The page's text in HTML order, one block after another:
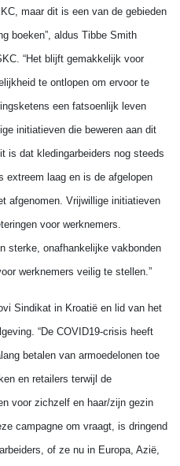
maar dit is een van de gebieden
boeken”, aldus Tibbe Smith
“Het blijft gemakkelijk voor
te ontlopen om ervoor te
een fatsoenlijk leven
initiatieven die beweren aan dit
is dat kledingarbeiders nog steeds
extreem laag en is de afgelopen
afgenomen. Vrijwillige initiatieven
voor werknemers.
sterke, onafhankelijke vakbonden
werknemers veilig te stellen.”
Sindikat in Kroatië en lid van het
“De COVID19-crisis heeft
betalen van armoedelonen toe
en retailers terwijl de
voor zichzelf en haar/zijn gezin
campagne om vraagt, is dringend
of ze nu in Europa, Azië,